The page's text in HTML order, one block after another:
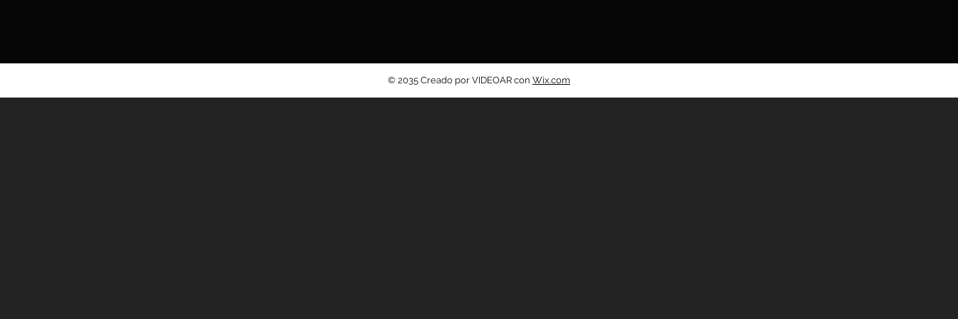
© 2035 Creado por VIDEOAR con Wix.com